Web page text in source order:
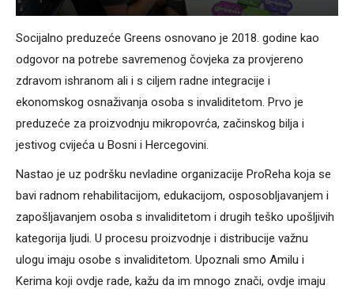
Socijalno preduzeće Greens osnovano je 2018. godine kao
odgovor na potrebe savremenog čovjeka za provjereno
zdravom ishranom ali i s ciljem radne integracije i
ekonomskog osnaživanja osoba s invaliditetom. Prvo je
preduzeće za proizvodnju mikropovrća, začinskog bilja i
jestivog cvijeća u Bosni i Hercegovini.
Nastao je uz podršku nevladine organizacije ProReha koja se
bavi radnom rehabilitacijom, edukacijom, osposobljavanjem i
zapošljavanjem osoba s invaliditetom i drugih teško upošljivih
kategorija ljudi. U procesu proizvodnje i distribucije važnu
ulogu imaju osobe s invaliditetom. Upoznali smo Amilu i
Kerima koji ovdje rade, kažu da im mnogo znači, ovdje imaju